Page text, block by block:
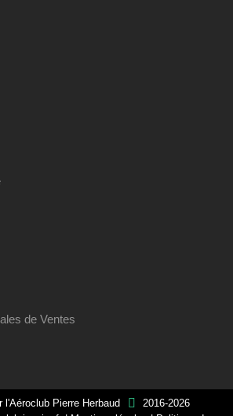
de Ventes
l'Aéroclub Pierre Herbaud
2016-2026